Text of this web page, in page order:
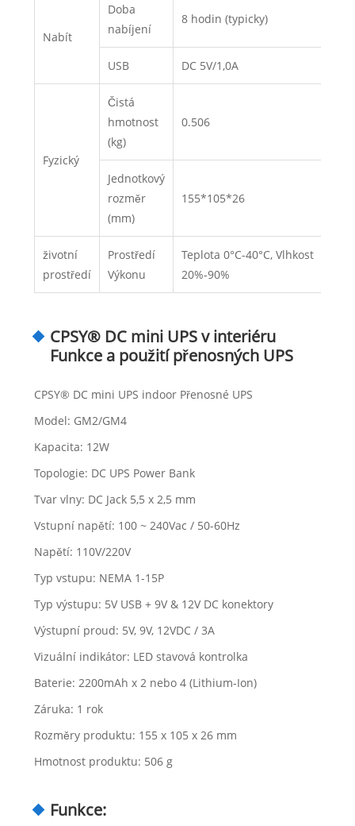
Nabít
Doba
nabíjení
8 hodin (typicky)
USB DC 5V/1,0A
Fyzický
Čistá
hmotnost
(kg)
0.506
Jednotkový
rozměr
(mm)
155*105*26
životní
prostředí
Prostředí
Výkonu
Teplota 0°C-40°C, Vlhkost
20%-90%
CPSY® DC mini UPS v interiéru
Funkce a použití přenosných UPS
CPSY® DC mini UPS indoor Přenosné UPS
Model: GM2/GM4
Kapacita: 12W
Topologie: DC UPS Power Bank
Tvar vlny: DC Jack 5,5 x 2,5 mm
Vstupní napětí: 100 ~ 240Vac / 50-60Hz
Napětí: 110V/220V
Typ vstupu: NEMA 1-15P
Typ výstupu: 5V USB + 9V & 12V DC konektory
Výstupní proud: 5V, 9V, 12VDC / 3A
Vizuální indikátor: LED stavová kontrolka
Baterie: 2200mAh x 2 nebo 4 (Lithium-Ion)
Záruka: 1 rok
Rozměry produktu: 155 x 105 x 26 mm
Hmotnost produktu: 506 g
Funkce: